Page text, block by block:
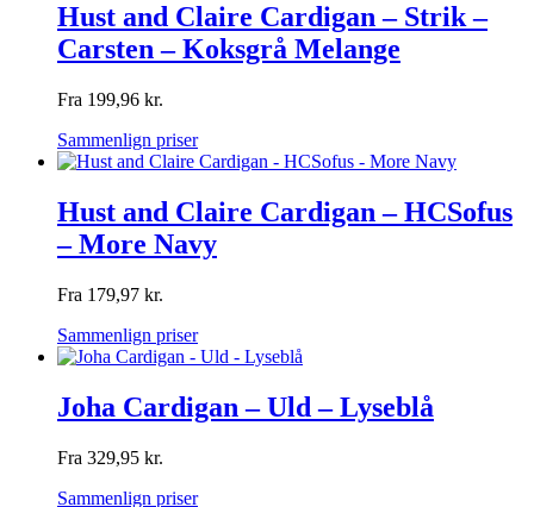
Hust and Claire Cardigan – Strik –
Carsten – Koksgrå Melange
Fra 199,96 kr.
Sammenlign priser
Hust and Claire Cardigan – HCSofus
– More Navy
Fra 179,97 kr.
Sammenlign priser
Joha Cardigan – Uld – Lyseblå
Fra 329,95 kr.
Sammenlign priser